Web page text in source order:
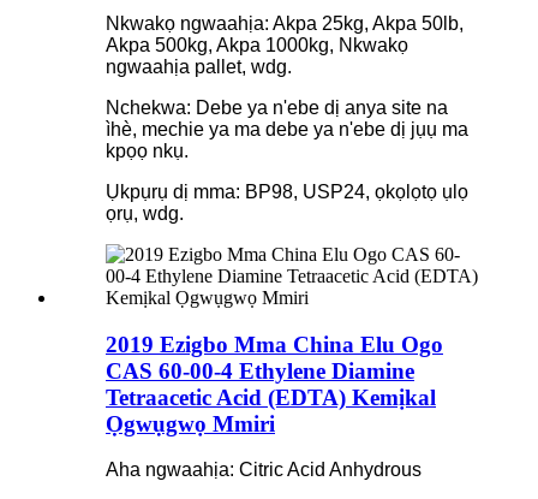
Nkwakọ ngwaahịa: Akpa 25kg, Akpa 50lb,
Akpa 500kg, Akpa 1000kg, Nkwakọ
ngwaahịa pallet, wdg.
Nchekwa: Debe ya n'ebe dị anya site na
ìhè, mechie ya ma debe ya n'ebe dị jụụ ma
kpọọ nkụ.
Ụkpụrụ dị mma: BP98, USP24, ọkọlọtọ ụlọ
ọrụ, wdg.
2019 Ezigbo Mma China Elu Ogo
CAS 60-00-4 Ethylene Diamine
Tetraacetic Acid (EDTA) Kemịkal
Ọgwụgwọ Mmiri
Aha ngwaahịa: Citric Acid Anhydrous